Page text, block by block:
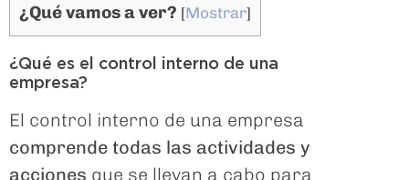
¿Qué vamos a ver? [Mostrar]
¿Qué es el control interno de una
empresa?
El control interno de una empresa
comprende todas las actividades y
acciones que se llevan a cabo para